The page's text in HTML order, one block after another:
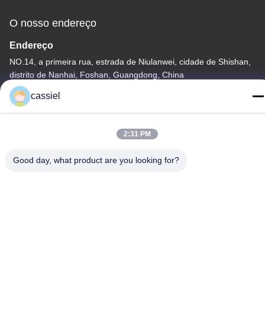
O nosso endereço
Endereço
NO.14, a primeira rua, estrada de Niulanwei, cidade de Shishan,
distrito de Nanhai, Foshan, Guangdong, China
Telefone
86-139-2915-0962
cassiel
2:31 PM
Good day, what product are you looking for?